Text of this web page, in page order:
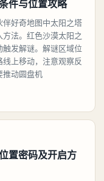
件与位置攻略
好奇地图中太阳之塔
法。红色沙漠太阳之
发解谜。解谜区域位
上移动，注意观察反
推动圆盘机
置密码及开启方